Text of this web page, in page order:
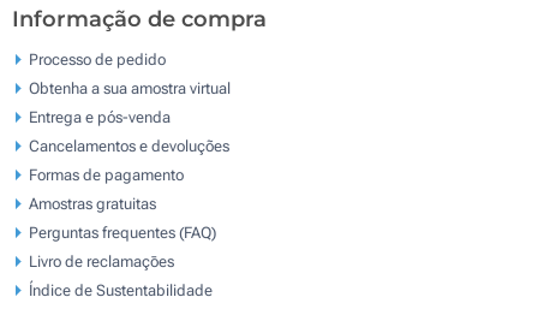
Informação de compra
Processo de pedido
Obtenha a sua amostra virtual
Entrega e pós-venda
Cancelamentos e devoluções
Formas de pagamento
Amostras gratuitas
Perguntas frequentes (FAQ)
Livro de reclamaçōes
Índice de Sustentabilidade